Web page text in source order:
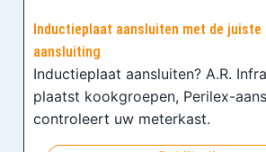
Inductieplaat aansluiten met de juiste
aansluiting
Inductieplaat aansluiten? A.R.
plaatst kookgroepen, Perilex-
controleert uw meterkast.